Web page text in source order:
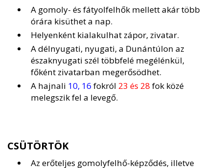
A gomoly- és fátyolfelhők mellett akár több
órára kisüthet a nap.
Helyenként kialakulhat zápor, zivatar.
A délnyugati, nyugati, a Dunántúlon az
északnyugati szél többfelé megélénkül,
főként zivatarban megerősödhet.
A hajnali 10, 16 fokról 23 és 28 fok közé
melegszik fel a levegő.
CSÜTÖRTÖK
Az erőteljes gomolyfelhő-képződés, illetve